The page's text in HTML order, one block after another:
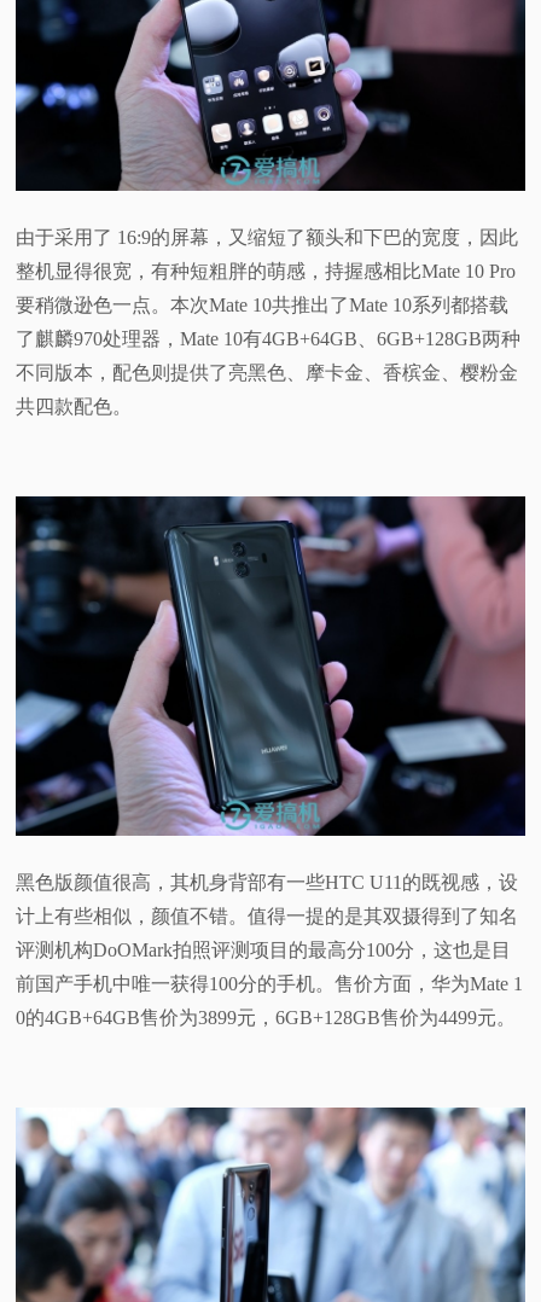
由于采用了 16:9的屏幕，又缩短了额头和下巴的宽度，因此
整机显得很宽，有种短粗胖的萌感，持握感相比Mate 10 Pro
要稍微逊色一点。本次Mate 10共推出了Mate 10系列都搭载
了麒麟970处理器，Mate 10有4GB+64GB、6GB+128GB两种
不同版本，配色则提供了亮黑色、摩卡金、香槟金、樱粉金
共四款配色。
黑色版颜值很高，其机身背部有一些HTC U11的既视感，设
计上有些相似，颜值不错。值得一提的是其双摄得到了知名
评测机构DoOMark拍照评测项目的最高分100分，这也是目
前国产手机中唯一获得100分的手机。售价方面，华为Mate 1
0的4GB+64GB售价为3899元，6GB+128GB售价为4499元。